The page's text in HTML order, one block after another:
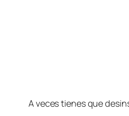
A veces tienes que